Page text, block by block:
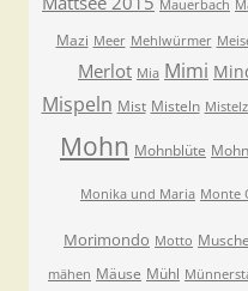
Mauerbach
Mazi Meer Mehlwürmer
Merlot Mia Mimi
Mispeln Mist Misteln
Mohn Mohnblüte
Monika und Maria Monte
Morimondo Motto
mähen Mäuse Mühl